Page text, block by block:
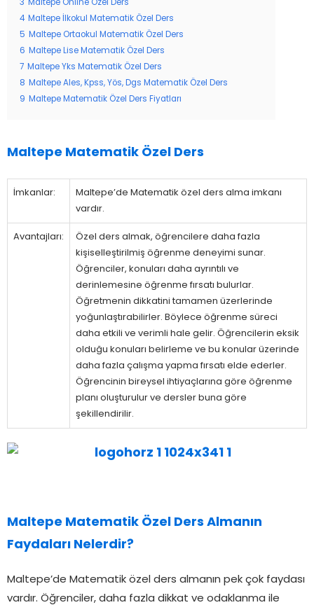
3
Maltepe Online Özel Ders
4 Maltepe İlkokul Matematik Özel Ders
5
Maltepe Ortaokul Matematik Özel Ders
6
Maltepe Lise Matematik Özel Ders
7 Maltepe Yks Matematik Özel Ders
8
Maltepe Ales, Kpss, Yös, Dgs Matematik Özel Ders
9
Maltepe Matematik Özel Ders Fiyatları
Maltepe Matematik Özel Ders
İmkanlar:
Maltepe’de Matematik özel ders alma imkanı
vardır.
Avantajları:
Özel ders almak, öğrencilere daha fazla
kişiselleştirilmiş öğrenme deneyimi sunar.
Öğrenciler, konuları daha ayrıntılı ve
derinlemesine öğrenme fırsatı bulurlar.
Öğretmenin dikkatini tamamen üzerlerinde
yoğunlaştırabilirler. Böylece öğrenme süreci
daha etkili ve verimli hale gelir. Öğrencilerin eksik
olduğu konuları belirleme ve bu konular üzerinde
daha fazla çalışma yapma fırsatı elde ederler.
Öğrencinin bireysel ihtiyaçlarına göre öğrenme
planı oluşturulur ve dersler buna göre
şekillendirilir.
Maltepe Matematik Özel Ders Almanın
Faydaları Nelerdir?
Maltepe’de Matematik özel ders almanın pek çok faydası
vardır. Öğrenciler, daha fazla dikkat ve odaklanma ile